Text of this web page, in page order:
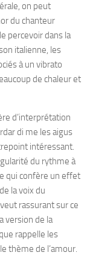
on peut
du chanteur
percevoir dans la
italienne, les
à un vibrato
de chaleur et
d’interprétation
di me les aigus
intéressant.
du rythme à
qui confère un effet
la voix du
rassurant sur ce
version de la
rappelle les
thème de l’amour.